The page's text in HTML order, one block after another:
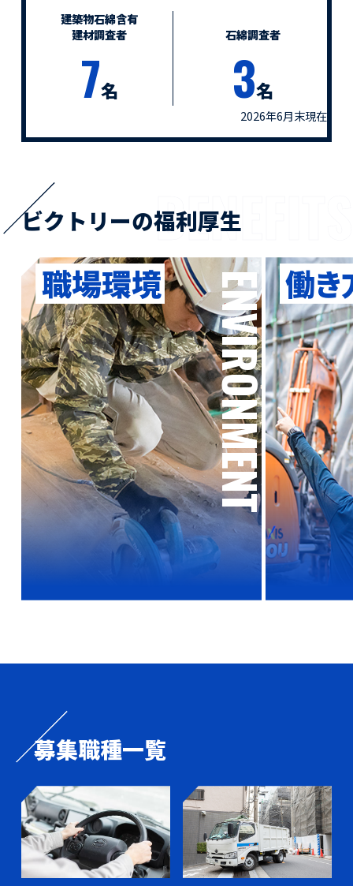
建築物石綿含有
建材調査者
7名
石綿調査者
3名
2026年6月末現在
BENEFITS
ビクトリーの福利厚生
ENVIRONMENT
職場環境 働き
募集職種一覧